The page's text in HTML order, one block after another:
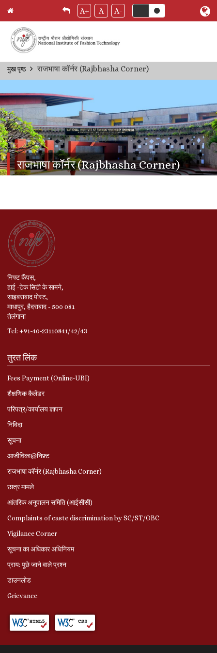
Skip
content
A+ A A-
Breadcrumb
मुख पृष्ठ राजभाषा कॉर्नर (Rajbhasha Corner)
राजभाषा कॉर्नर (Rajbhasha Corner)
निफ्ट कैंपस,
हाई -टेक सिटी के सामने,
साइबराबाद पोस्ट,
माधापुर, हैदराबाद - 500 081
तेलंगाना
Tel: +91-40-23110841/42/43
तुरत लिंक
Fees Payment (Online-UBI)
शैक्षणिक कैलेंडर
परिपत्र/कार्यालय ज्ञापन
निविदा
सूचना
आजीविका@निफ़्ट
राजभाषा कॉर्नर (Rajbhasha Corner)
छात्र मामले
आंतरिक अनुपालन समिति (आईसीसी)
Complaints of caste discrimination by SC/ST/OBC
Vigilance Corner
सूचना का अधिकार अधिनियम
प्राय: पूछे जाने वाले प्रश्‍न
डाउनलोड
Grievance